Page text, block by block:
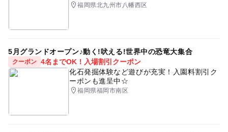
福岡県北九州市八幡西区
5月グランドオープン♪動く!吠える!世界中の恐竜大集合
クーポン 4名までOK！入場割引クーポン
化石発掘体験など遊びが充実！入園料割引ク
ーポンも進呈中☆
福岡県福岡市南区